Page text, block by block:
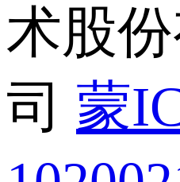
术股
司 蒙